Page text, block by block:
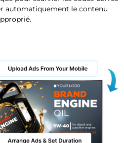
automatiquement le contenu